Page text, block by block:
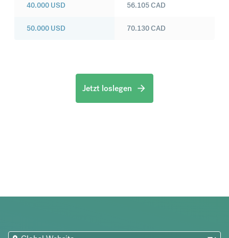
40.000 USD
50.000 USD
56.105CAD
70.130CAD
Jetzt loslegen